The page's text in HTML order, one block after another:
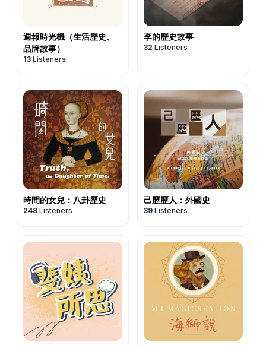
週報時光機（生活歷史、
品牌故事）
13 Listeners
李的歷史故事
32 Listeners
時間的女兒：八卦歷史
248 Listeners
己歷歷人：外國史
39 Listeners